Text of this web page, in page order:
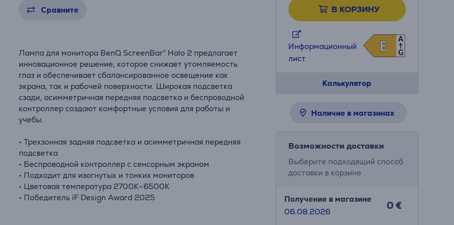
Сравните
Лампа для монитора BenQ ScreenBar® Halo 2 предлагает
инновационное решение, которое снижает утомляемость
глаз и обеспечивает сбалансированное освещение как
экрана, так и рабочей поверхности. Широкая подсветка
сзади, асимметричная передняя подсветка и беспроводной
контроллер создают комфортные условия для работы и
учебы.
• Трехзонная задняя подсветка и асимметричная передняя
подсветка
• Беспроводной контроллер с сенсорным экраном
• Подходит для изогнутых и тонких мониторов
• Цветовая температура 2700K–6500K
• Победитель iF Design Award 2025
В КОРЗИНУ
Информационный
лист
E
E A
G
Калькулятор
Наличие в магазинах
Возможности доставки
Выберите подходящий способ
доставки в корзине
Получение в магазине
06.08.2026
0 €